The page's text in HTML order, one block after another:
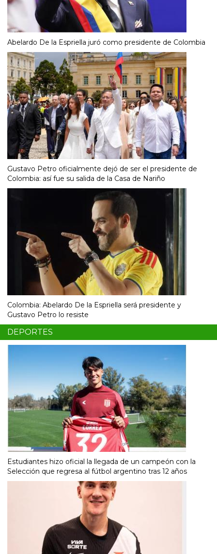
Abelardo De la Espriella juró como presidente de Colombia
Gustavo Petro oficialmente dejó de ser el presidente de
Colombia: así fue su salida de la Casa de Nariño
Colombia: Abelardo De la Espriella será presidente y
Gustavo Petro lo resiste
DEPORTES
Estudiantes hizo oficial la llegada de un campeón con la
Selección que regresa al fútbol argentino tras 12 años